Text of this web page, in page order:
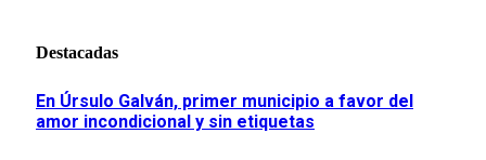
Destacadas
En Úrsulo Galván, primer municipio a favor del
amor incondicional y sin etiquetas